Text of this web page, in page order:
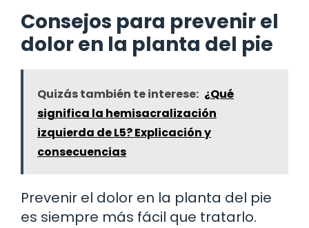
Consejos para prevenir el
dolor en la planta del pie
Quizás también te interese: ¿Qué
significa la hemisacralización
izquierda de L5? Explicación y
consecuencias
Prevenir el dolor en la planta del pie
es siempre más fácil que tratarlo.